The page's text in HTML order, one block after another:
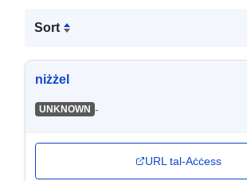
Sort
niżżel
UNKNOWN -
URL tal-Aċċess